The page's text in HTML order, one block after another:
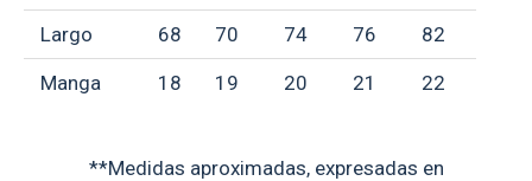
Largo 68 70 74 76 82
Manga 18 19 20 21 22
**Medidas aproximadas, expresadas en